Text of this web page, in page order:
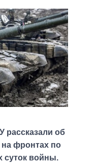
рассказали об
на фронтах по
суток войны.